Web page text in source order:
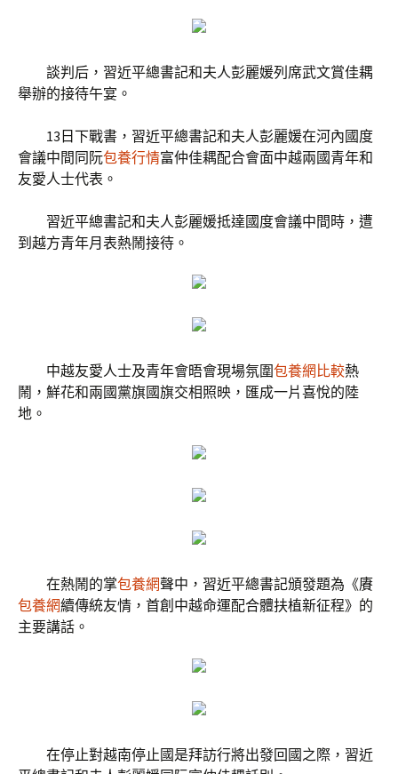
談判后，習近平總書記和夫人彭麗媛列席武文賞佳耦
舉辦的接待午宴。
13日下戰書，習近平總書記和夫人彭麗媛在河內國度
會議中間同阮包養行情富仲佳耦配合會面中越兩國青年和
友愛人士代表。
習近平總書記和夫人彭麗媛抵達國度會議中間時，遭
到越方青年月表熱鬧接待。
中越友愛人士及青年會晤會現場氛圍包養網比較熱
鬧，鮮花和兩國黨旗國旗交相照映，匯成一片喜悅的陸
地。
在熱鬧的掌包養網聲中，習近平總書記頒發題為《賡
包養網續傳統友情，首創中越命運配合體扶植新征程》的
主要講話。
在停止對越南停止國是拜訪行將出發回國之際，習近